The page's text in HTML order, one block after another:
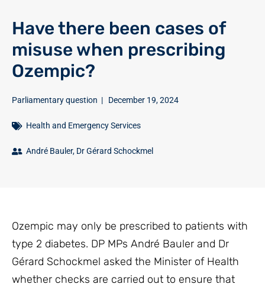
Have there been cases of
misuse when prescribing
Ozempic?
Parliamentary question | December 19, 2024
Health and Emergency Services
André Bauler, Dr Gérard Schockmel
Ozempic may only be prescribed to patients with
type 2 diabetes. DP MPs André Bauler and Dr
Gérard Schockmel asked the Minister of Health
whether checks are carried out to ensure that